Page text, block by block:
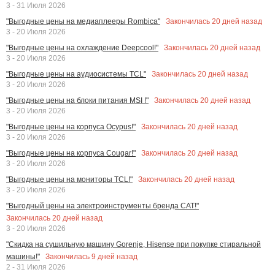
3 - 31 Июля 2026
"Выгодные цены на медиаплееры Rombica"
Закончилась 20 дней назад
3 - 20 Июля 2026
"Выгодные цены на охлаждение Deepcool!"
Закончилась 20 дней назад
3 - 20 Июля 2026
"Выгодные цены на аудиосистемы TCL"
Закончилась 20 дней назад
3 - 20 Июля 2026
"Выгодные цены на блоки питания MSI !"
Закончилась 20 дней назад
3 - 20 Июля 2026
"Выгодные цены на корпуса Ocypus!"
Закончилась 20 дней назад
3 - 20 Июля 2026
"Выгодные цены на корпуса Cougar!"
Закончилась 20 дней назад
3 - 20 Июля 2026
"Выгодные цены на мониторы TCL!"
Закончилась 20 дней назад
3 - 20 Июля 2026
"Выгодный цены на электроинструменты бренда CAT!"
Закончилась 20 дней назад
3 - 20 Июля 2026
"Скидка на сушильную машину Gorenje, Hisense при покупке стиральной
машины!"
Закончилась 9 дней назад
2 - 31 Июля 2026